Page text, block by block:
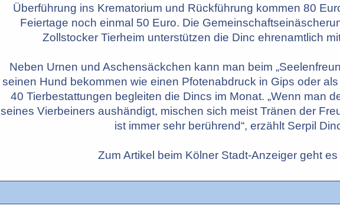
Überführung ins Krematorium und Rückführung kommen 80
Feiertage noch einmal 50 Euro. Die
Zollstocker Tierheim unterstützen die Dinc ehrenamtlich
Neben Urnen und Aschensäckchen kann man beim
seinen Hund bekommen wie einen Pfotenabdruck in Gips oder
40 Tierbestattungen begleiten die Dincs im Monat. „Wenn man
seines Vierbeiners aushändigt, mischen sich meist Tränen der
ist immer sehr berührend“, erzählt Serpil
Zum Artikel beim Kölner Stadt-Anzeiger geht es